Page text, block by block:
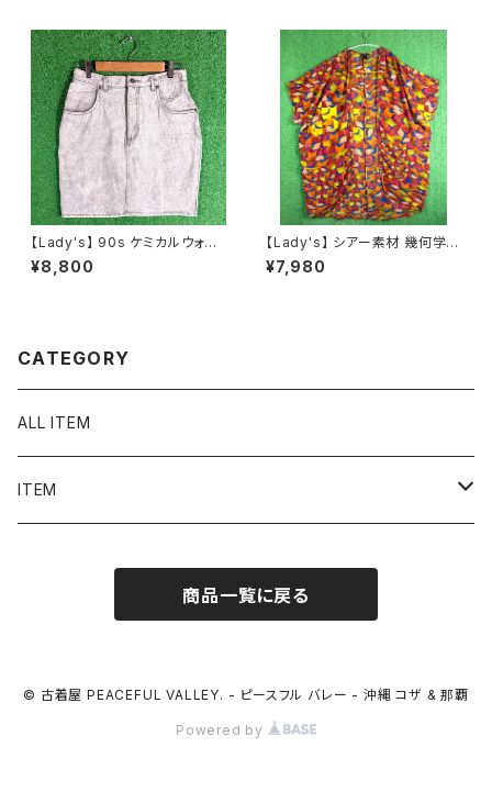
【Lady's】 90s ケミカルウォッ
シュ デニム ミニ スカート / 90
年代 古着 レディース N1586
¥8,800
【Lady's】 シアー素材 幾何学
柄 羽織り シャツ / 古着 半袖 ガ
ウン レディース 2264
¥7,980
CATEGORY
ALL ITEM
ITEM
シャツ／ブラウス
半袖シャツ / ブラウス
タンクトップ
商品一覧に戻る
© 古着屋 PEACEFUL VALLEY. - ピースフル バレー - 沖縄 コザ & 那覇
Powered by